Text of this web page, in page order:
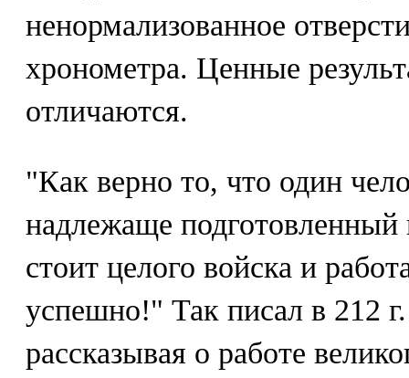
ненормализованное
хронометра. Ценные
отличаются.
"Как верно то, что один
надлежаще
стоит целого войска и
успешно!" Так писал в 212
рассказывая о работе